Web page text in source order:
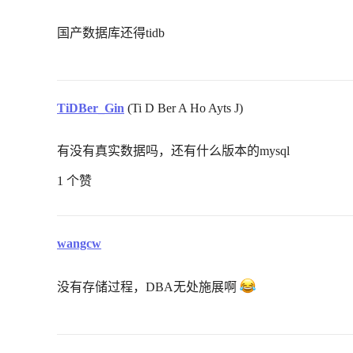
国产数据库还得tidb
TiDBer_Gin (Ti D Ber A Ho Ayts J)
有没有真实数据吗，还有什么版本的mysql
1 个赞
wangcw
没有存储过程，DBA无处施展啊